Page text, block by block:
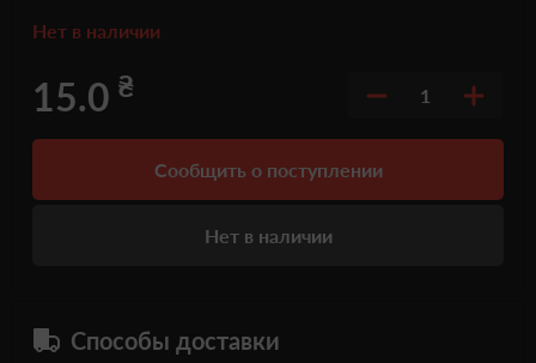
Нет в наличии
15.0 ₴ 1
Сообщить о поступлении
Нет в наличии
Способы доставки